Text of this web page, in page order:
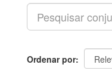
Ordenar por